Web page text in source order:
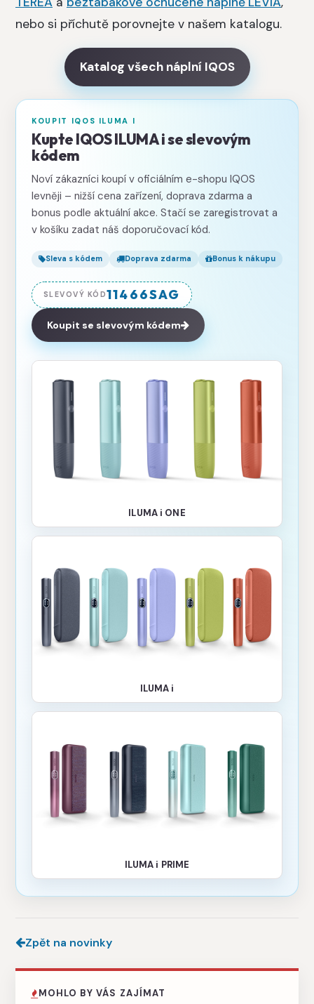
nebo si příchutě porovnejte v našem katalogu.
Katalog všech náplní IQOS
KOUPIT IQOS ILUMA I
Kupte IQOS ILUMA i se slevovým
kódem
Noví zákazníci koupí v oficiálním e-shopu IQOS
levněji – nižší cena zařízení, doprava zdarma a
bonus podle aktuální akce. Stačí se zaregistrovat a
v košíku zadat náš doporučovací kód.
Sleva s kódem Doprava zdarma Bonus k nákupu
SLEVOVÝ KÓD11466SAG
Koupit se slevovým kódem
ILUMA i ONE
ILUMA i
ILUMA i PRIME
Zpět na novinky
MOHLO BY VÁS ZAJÍMAT